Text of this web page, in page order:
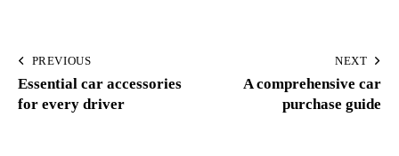
PREVIOUS
Essential car accessories
for every driver
NEXT
A comprehensive car
purchase guide